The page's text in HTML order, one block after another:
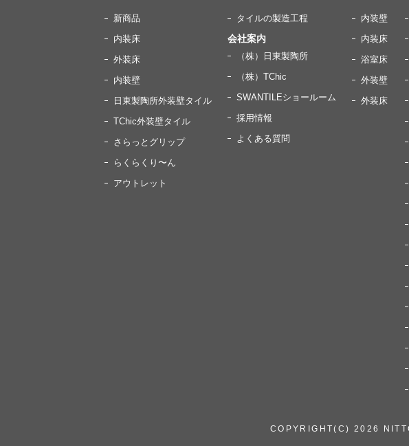
新商品
内装床
外装床
内装壁
日東製陶所外装壁タイル
TChic外装壁タイル
さらっとグリップ
らくらくり〜ん
アウトレット
タイルの製造工程
会社案内
（株）日東製陶所
（株）TChic
SWANTILEショールーム
採用情報
よくある質問
内装壁
内装床
浴室床
外装壁
外装床
COPYRIGHT(C) 2026